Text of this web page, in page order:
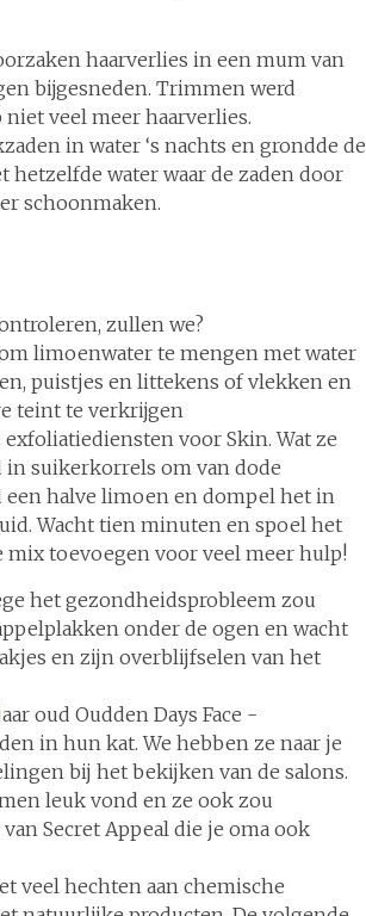
haarverlies in een mum van
bijgesneden. Trimmen werd
veel meer haarverlies.
in water ‘s nachts en grondde de
hetzelfde water waar de zaden door
schoonmaken.
zullen we?
limoenwater te mengen met water
puistjes en littekens of vlekken en
teint te verkrijgen
voor Skin. Wat ze
suikerkorrels om van dode
een halve limoen en dompel het in
Wacht tien minuten en spoel het
mix toevoegen voor veel meer hulp!
het gezondheidsprobleem zou
onder de ogen en wacht
en zijn overblijfselen van het
oud Oudden Days Face -
in hun kat. We hebben ze naar je
bij het bekijken van de salons.
leuk vond en ze ook zou
Secret Appeal die je oma ook
veel hechten aan chemische